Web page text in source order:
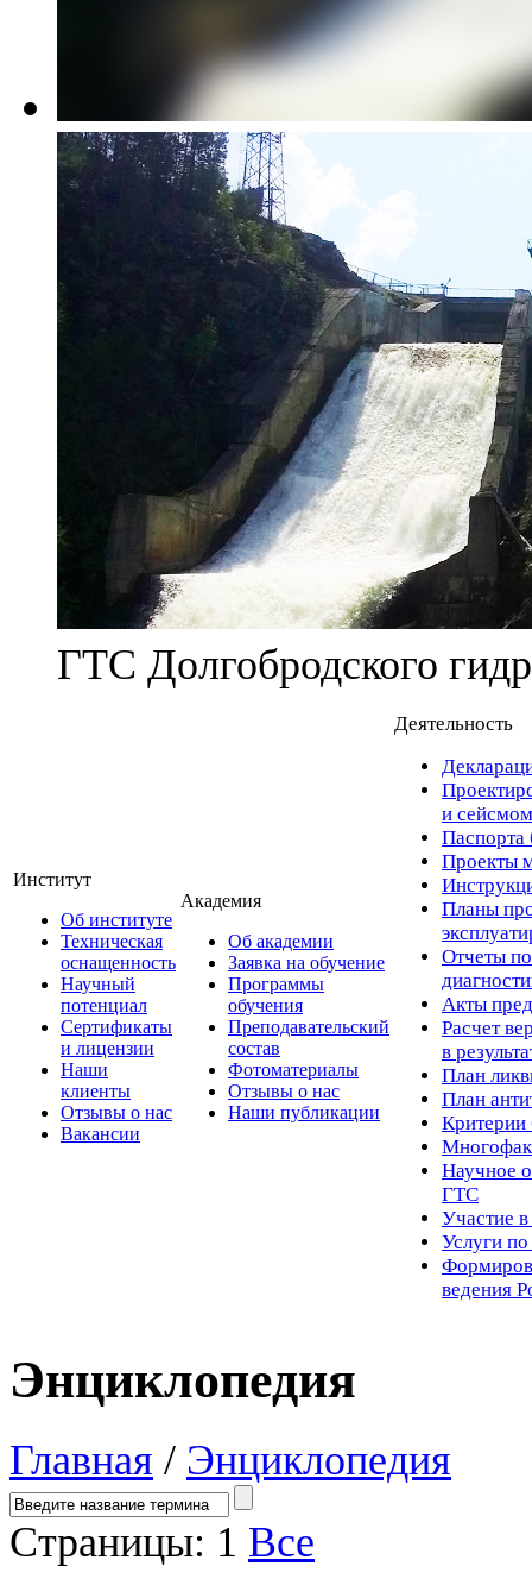
ГТС Долгобродского
Институт
Об институте
Техническая
оснащенность
Научный
потенциал
Сертификаты
и лицензии
Наши
клиенты
Отзывы о нас
Вакансии
Академия
Об академии
Заявка на обучение
Программы
обучения
Преподавательский
состав
Фотоматериалы
Отзывы о нас
Наши публикации
Деятельность
и
Паспорта
Проекты
Планы
Отчеты по
Акты
Расчет
в
План
План
Критерии
Научное
ГТС
Участие
Услуги
ведения
Энциклопедия
Главная / Энциклопедия
Страницы: 1 Все